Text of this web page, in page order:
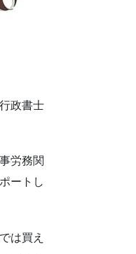
政書士
労務関
ートし
は買え